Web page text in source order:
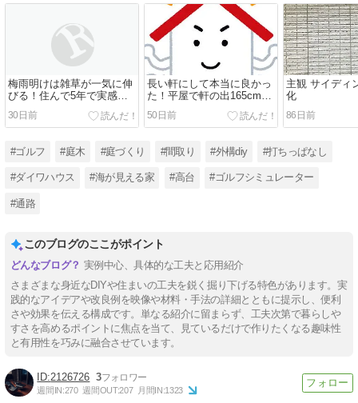
梅雨明けは雑草が一気に伸
びる！住んで5年で実感し
た「本当に管理が楽にな
る」雑草対策
30日前
長い軒にして本当に良かっ
た！平屋で軒の出165cmを
採用した体験談
50日前
主観 サイディ
化
86日前
#ゴルフ #庭木 #庭づくり #間取り #外構diy #打ちっぱなし
#ダイワハウス #海が見える家 #高台 #ゴルフシミュレーター
#通路
このブログのここがポイント
実例中心、具体的な工夫と応用紹介
さまざまな身近なDIYや住まいの工夫を鋭く掘り下げる特色があります。実
践的なアイデアや改良例を映像や材料・手法の詳細とともに提示し、便利
さや効果を伝える構成です。単なる紹介に留まらず、工夫次第で暮らしや
すさを高めるポイントに焦点を当て、見ているだけで作りたくなる趣味性
と有用性を巧みに融合させています。
2126726 3
週間IN:270 週間OUT:207 月間IN:1323